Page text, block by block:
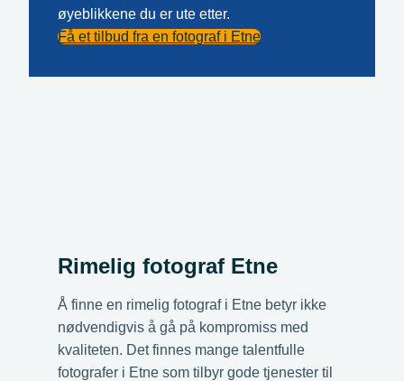
øyeblikkene du er ute etter.
Få et tilbud fra en fotograf i Etne
Rimelig fotograf Etne
Å finne en rimelig fotograf i Etne betyr ikke
nødvendigvis å gå på kompromiss med
kvaliteten. Det finnes mange talentfulle
fotografer i Etne som tilbyr gode tjenester til